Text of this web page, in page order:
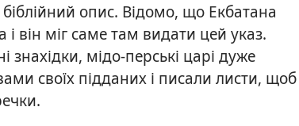
опис. Відомо, що Екбатана
і він міг саме там видати цей указ.
знахідки, мідо-перські царі дуже
своїх підданих і писали листи, щоб